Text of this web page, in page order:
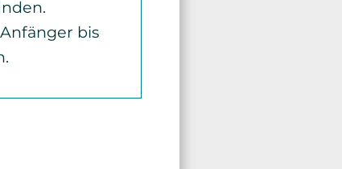
bis